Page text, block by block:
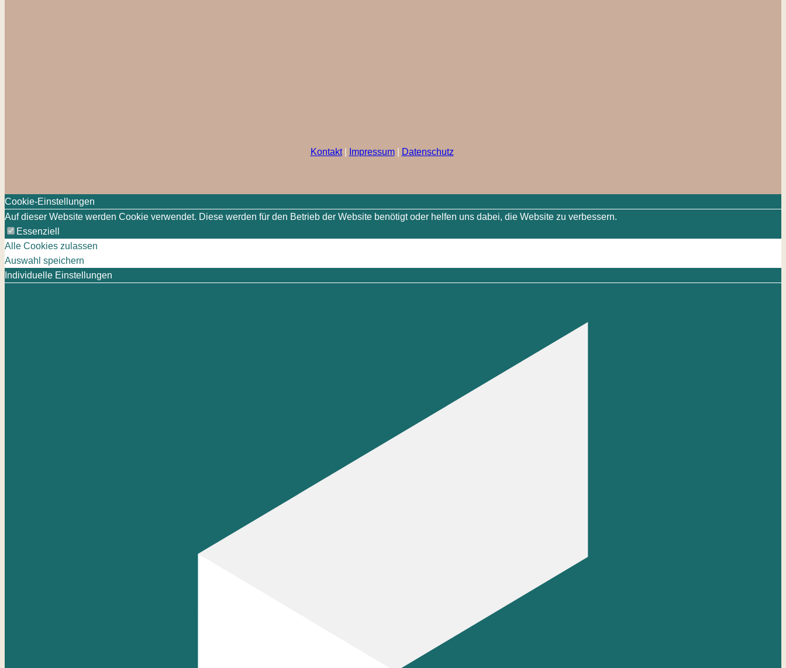
Kontakt| Impressum| Datenschutz
Cookie-Einstellungen
Auf dieser Website werden Cookie verwendet. Diese werden für den Betrieb der Website benötigt oder helfen uns dabei, die Website zu verbessern.
Essenziell
Alle Cookies zulassen
Auswahl speichern
Individuelle Einstellungen